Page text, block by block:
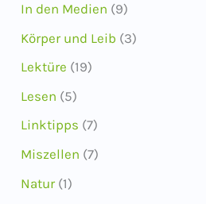
In den Medien (9)
Körper und Leib (3)
Lektüre (19)
Lesen (5)
Linktipps (7)
Miszellen (7)
Natur(1)